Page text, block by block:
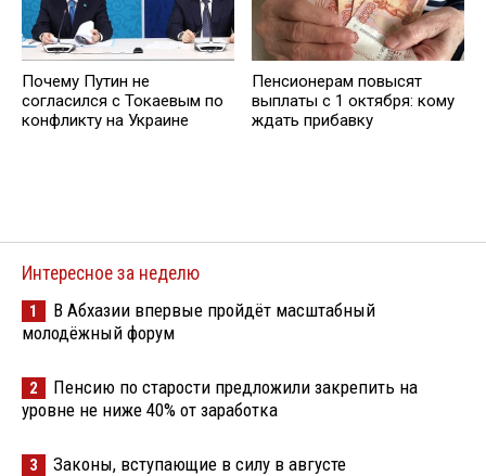
Почему Путин не
согласился с Токаевым по
конфликту на Украине
Пенсионерам повысят
выплаты с 1 октября: кому
ждать прибавку
Интересное за неделю
1
В Абхазии впервые пройдёт масштабный
молодёжный форум
2
Пенсию по старости предложили закрепить на
уровне не ниже 40% от заработка
3 Законы, вступающие в силу в августе